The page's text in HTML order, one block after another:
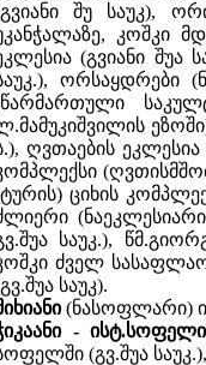
შუ საუკ),
კოშკი
(გვიანი შუა
ორსაყდრები
ღვთაების
ციხის
საუკ.),
ძველ
საუკ).
(ნასოფლარი)
-
(გვ.შუა